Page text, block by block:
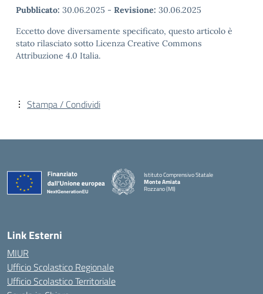
Pubblicato: 30.06.2025 - Revisione: 30.06.2025
Eccetto dove diversamente specificato, questo articolo è
stato rilasciato sotto Licenza Creative Commons
Attribuzione 4.0 Italia.
Stampa / Condividi
Istituto Comprensivo Statale
Monte Amiata
Rozzano (MI)
Link Esterni
MIUR
Ufficio Scolastico Regionale
Ufficio Scolastico Territoriale